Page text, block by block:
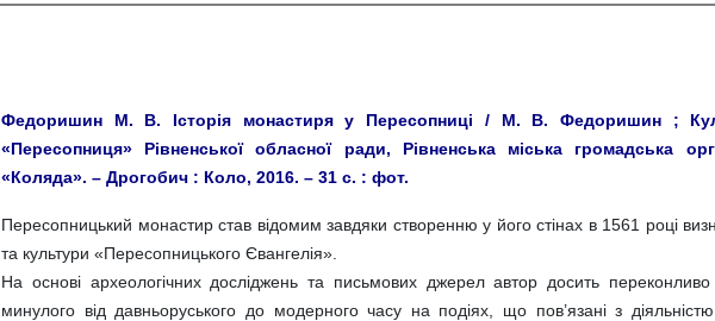
Федоришин М. В. Історія монастиря у Пересопниці / М. В. Федоришин ;
«Пересопниця» Рівненської обласної ради, Рівненська міська громадська
«Коляда». – Дрогобич : Коло, 2016. – 31 с. : фот.
Пересопницький монастир став відомим завдяки створенню у його стінах в 1561 році
та культури «Пересопницького Євангелія».
На основі археологічних досліджень та письмових джерел автор досить переконливо
минулого від давньоруського до модерного часу на подіях, що пов’язані з